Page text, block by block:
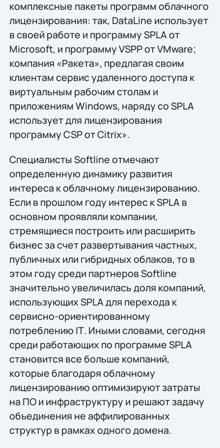
комплексные пакеты программ облачного
лицензирования: так, DataLine использует
в своей работе и программу SPLA от
Microsoft, и программу VSPP от VMware;
компания «Ракета», предлагая своим
клиентам сервис удаленного доступа к
виртуальным рабочим столам и
приложениям Windows, наряду со SPLA
использует для лицензирования
программу CSP от Citrix».
Специалисты Softline отмечают
определенную динамику развития
интереса к облачному лицензированию.
Если в прошлом году интерес к SPLA в
основном проявляли компании,
стремящиеся построить или расширить
бизнес за счет развертывания частных,
публичных или гибридных облаков, то в
этом году среди партнеров Softline
значительно увеличилась доля компаний,
использующих SPLA для перехода к
сервисно-ориентированному
потреблению IТ. Иными словами, сегодня
среди работающих по программе SPLA
становится все больше компаний,
которые благодаря облачному
лицензированию оптимизируют затраты
на ПО и инфраструктуру и решают задачу
объединения не аффилированных
структур в рамках одного домена.